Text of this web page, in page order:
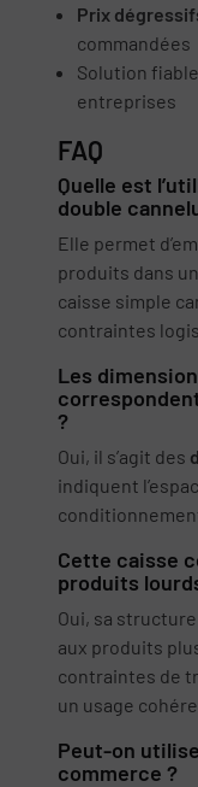
Prix
commandées
Solution
entreprises
FAQ
Quelle est
double
Elle permet
produits dans
caisse simple
contraintes
Les
?
Oui, il s’agit des
indiquent
Cette caisse
produits
Oui, sa
aux produits
contraintes de
un usage
Peut-on
commerce ?